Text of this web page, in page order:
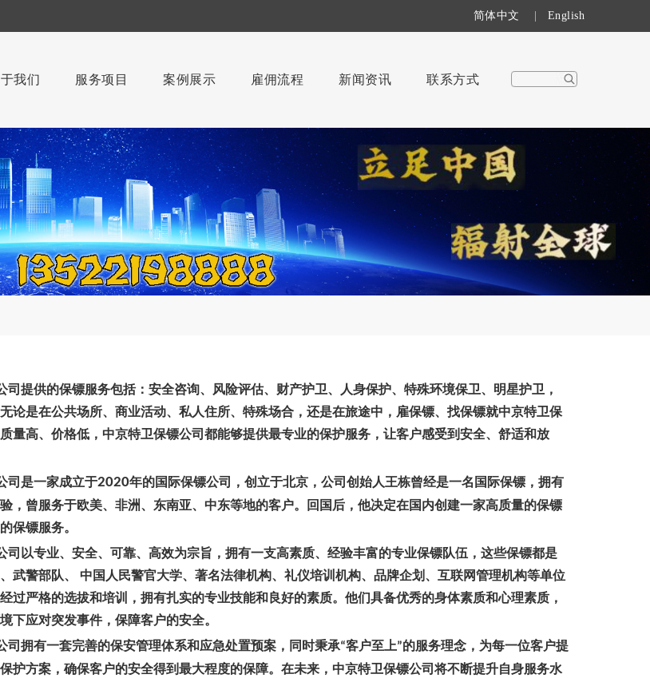
简体中文 English
我们 服务项目 案例展示 雇佣流程 新闻资讯 联系方式
司提供的保镖服务包括：安全咨询、风险评估、财产护卫、人身保护、特殊环境保卫、明星护卫，
论是在公共场所、商业活动、私人住所、特殊场合，还是在旅途中，雇保镖、找保镖就中京特卫保
量高、价格低，中京特卫保镖公司都能够提供最专业的保护服务，让客户感受到安全、舒适和放
司是一家成立于2020年的国际保镖公司，创立于北京，公司创始人王栋曾经是一名国际保镖，拥有
，曾服务于欧美、非洲、东南亚、中东等地的客户。回国后，他决定在国内创建一家高质量的保镖
保镖服务。
司以专业、安全、可靠、高效为宗旨，拥有一支高素质、经验丰富的专业保镖队伍，这些保镖都是
武警部队、 中国人民警官大学、著名法律机构、礼仪培训机构、品牌企划、互联网管理机构等单位
过严格的选拔和培训，拥有扎实的专业技能和良好的素质。他们具备优秀的身体素质和心理素质，
下应对突发事件，保障客户的安全。
司拥有一套完善的保安管理体系和应急处置预案，同时秉承“客户至上”的服务理念，为每一位客户提
护方案，确保客户的安全得到最大程度的保障。在未来，中京特卫保镖公司将不断提升自身服务水